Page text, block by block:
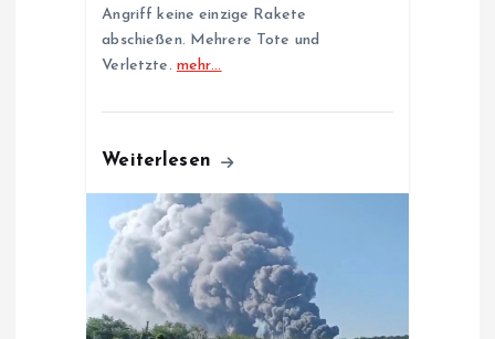
Angriff keine einzige Rakete
abschießen. Mehrere Tote und
Verletzte. mehr…
Weiterlesen